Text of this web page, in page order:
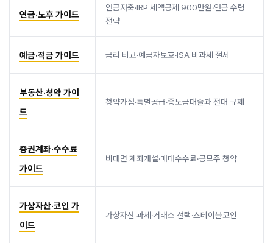
연금·노후 가이드
연금저축·IRP 세액공제 900만원·연금 수령
전략
예금·적금 가이드 금리 비교·예금자보호·ISA 비과세 절세
부동산·청약 가이
드
청약가점·특별공급·중도금대출과 전매 규제
증권계좌·수수료
가이드
비대면 계좌개설·매매수수료·공모주 청약
가상자산·코인 가
이드
가상자산 과세·거래소 선택·스테이블코인